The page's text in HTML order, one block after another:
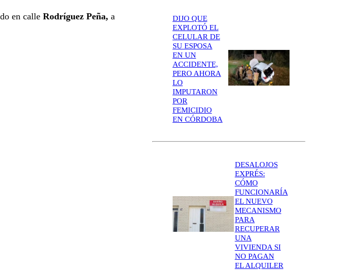
en calle Rodríguez Peña, a
DIJO QUE
EXPLOTÓ EL
CELULAR DE
SU ESPOSA
EN UN
ACCIDENTE,
PERO AHORA
LO
IMPUTARON
POR
FEMICIDIO
EN CÓRDOBA
DESALOJOS
EXPRÉS:
CÓMO
FUNCIONARÍA
EL NUEVO
MECANISMO
PARA
RECUPERAR
UNA
VIVIENDA SI
NO PAGAN
EL ALQUILER